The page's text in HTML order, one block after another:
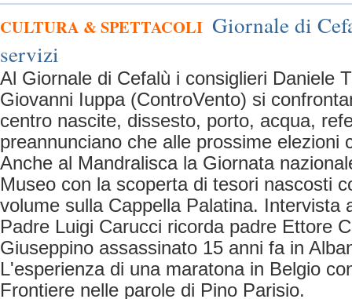
CULTURA & SPETTACOLI Giornale di
servizi
Al Giornale di Cefalù i consiglieri Daniele
Giovanni Iuppa (ControVento) si
centro nascite, dissesto, porto, acqua,
preannunciano che alle prossime elezioni
Anche al Mandralisca la Giornata
Museo con la scoperta di tesori nascosti
volume sulla Cappella Palatina. Intervista
Padre Luigi Carucci ricorda padre Ettore
Giuseppino assassinato 15 anni fa in
L'esperienza di una maratona in Belgio
Frontiere nelle parole di Pino Parisio.